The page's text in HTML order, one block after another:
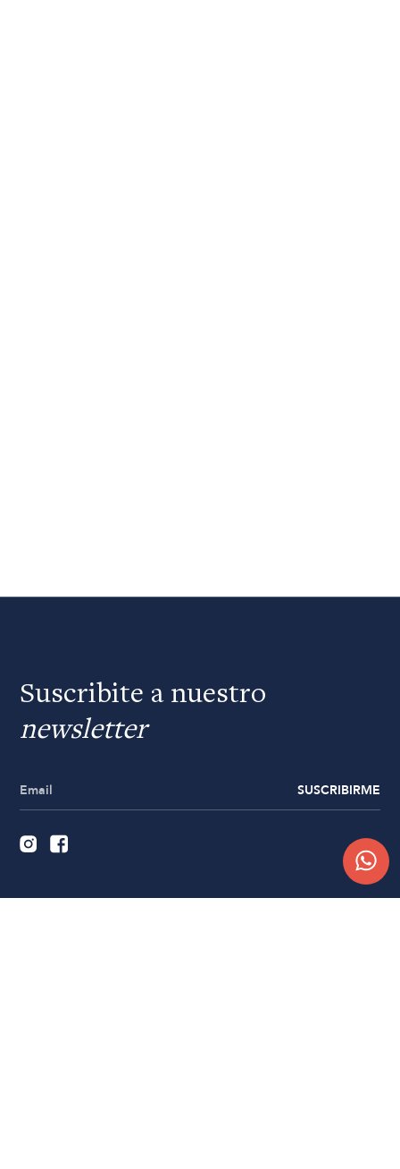
Suscribite a nuestro
newsletter
SUSCRIBIRME